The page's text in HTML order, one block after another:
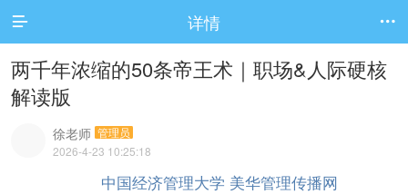
 详情 
两千年浓缩的50条帝王术｜职场&人际硬核
解读版
徐老师 管理员
2026-4-23 10:25:18
中国经济管理大学 美华管理传播网